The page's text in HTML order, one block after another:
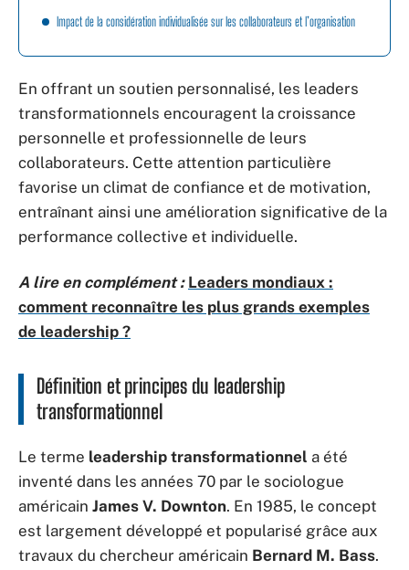
Impact de la considération individualisée sur les collaborateurs et l’organisation
En offrant un soutien personnalisé, les leaders
transformationnels encouragent la croissance
personnelle et professionnelle de leurs
collaborateurs. Cette attention particulière
favorise un climat de confiance et de motivation,
entraînant ainsi une amélioration significative de la
performance collective et individuelle.
A lire en complément : Leaders mondiaux :
comment reconnaître les plus grands exemples
de leadership ?
Définition et principes du leadership
transformationnel
Le terme leadership transformationnel a été
inventé dans les années 70 par le sociologue
américain James V. Downton. En 1985, le concept
est largement développé et popularisé grâce aux
travaux du chercheur américain Bernard M. Bass.